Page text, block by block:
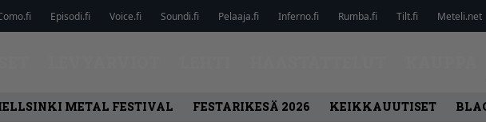
Episodi.fi Voice.fi Soundi.fi Pelaaja.fi Inferno.fi Rumba.fi Tilt.fi Meteli.net
METAL FESTIVAL FESTARIKESÄ 2026 KEIKKAUUTISET